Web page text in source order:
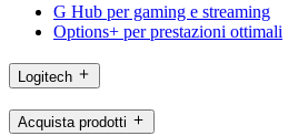
G Hub per gaming e streaming
Options+ per prestazioni ottimali
Logitech
Acquista prodotti